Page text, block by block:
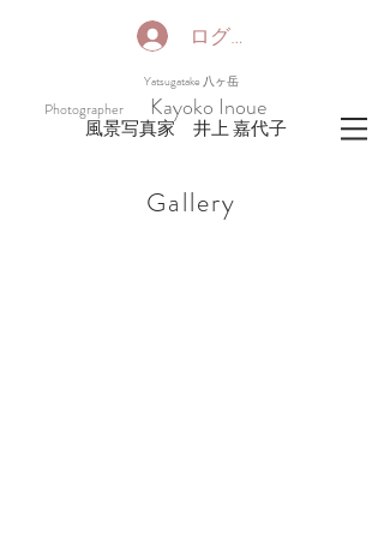
ログイン
​Yatsugatake 八ヶ岳
Photographer Kayoko Inoue
​風景写真家 井上 嘉代子
​Gallery